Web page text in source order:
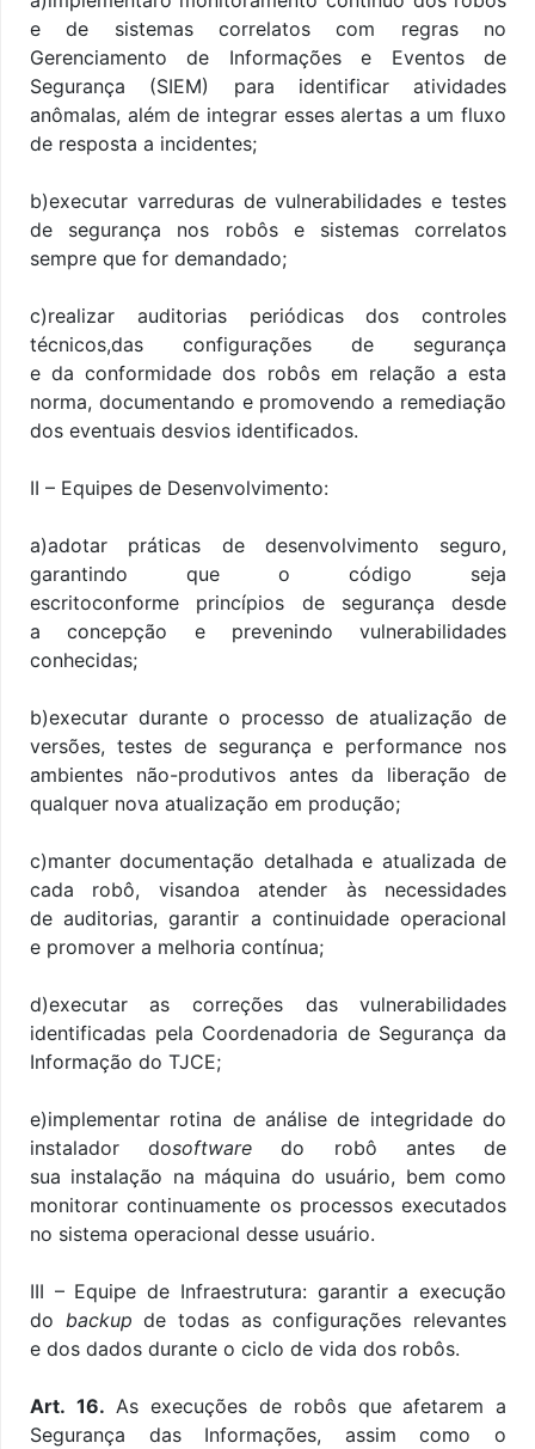
e de sistemas correlatos com regras no
Gerenciamento de Informações e Eventos de
Segurança (SIEM) para identificar atividades
anômalas, além de integrar esses alertas a um fluxo
de resposta a incidentes;
b)executar varreduras de vulnerabilidades e testes
de segurança nos robôs e sistemas correlatos
sempre que for demandado;
c)realizar auditorias periódicas dos controles
técnicos,das configurações de segurança
e da conformidade dos robôs em relação a esta
norma, documentando e promovendo a remediação
dos eventuais desvios identificados.
II – Equipes de Desenvolvimento:
a)adotar práticas de desenvolvimento seguro,
garantindo que o código seja
escritoconforme princípios de segurança desde
a concepção e prevenindo vulnerabilidades
conhecidas;
b)executar durante o processo de atualização de
versões, testes de segurança e performance nos
ambientes não-produtivos antes da liberação de
qualquer nova atualização em produção;
c)manter documentação detalhada e atualizada de
cada robô, visandoa atender às necessidades
de auditorias, garantir a continuidade operacional
e promover a melhoria contínua;
d)executar as correções das vulnerabilidades
identificadas pela Coordenadoria de Segurança da
Informação do TJCE;
e)implementar rotina de análise de integridade do
instalador dosoftware do robô antes de
sua instalação na máquina do usuário, bem como
monitorar continuamente os processos executados
no sistema operacional desse usuário.
III – Equipe de Infraestrutura: garantir a execução
do backup de todas as configurações relevantes
e dos dados durante o ciclo de vida dos robôs.
Art. 16. As execuções de robôs que afetarem a
Segurança das Informações, assim como o